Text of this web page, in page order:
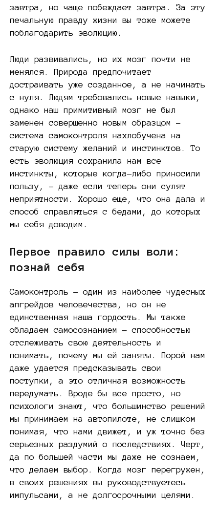
завтра, но чаще побеждает завтра. За эту
печальную правду жизни вы тоже можете
поблагодарить эволюцию.
Люди развивались, но их мозг почти не
менялся. Природа предпочитает
достраивать уже созданное, а не начинать
с нуля. Людям требовались новые навыки,
однако наш примитивный мозг не был
заменен совершенно новым образцом –
система самоконтроля нахлобучена на
старую систему желаний и инстинктов. То
есть эволюция сохранила нам все
инстинкты, которые когда-либо приносили
пользу, – даже если теперь они сулят
неприятности. Хорошо еще, что она дала и
способ справляться с бедами, до которых
мы себя доводим.
Первое правило силы воли:
познай себя
Самоконтроль – один из наиболее чудесных
апгрейдов человечества, но он не
единственная наша гордость. Мы также
обладаем самосознанием – способностью
отслеживать свою деятельность и
понимать, почему мы ей заняты. Порой нам
даже удается предсказывать свои
поступки, а это отличная возможность
передумать. Вроде бы все просто, но
психологи знают, что большинство решений
мы принимаем на автопилоте, не слишком
понимая, что нами движет, и уж точно без
серьезных раздумий о последствиях. Черт,
да по большей части мы даже не сознаем,
что делаем выбор. Когда мозг перегружен,
в своих решениях вы руководствуетесь
импульсами, а не долгосрочными целями.